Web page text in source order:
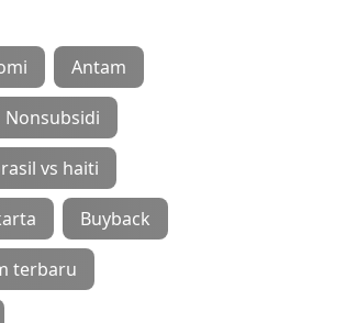
Antam
Nonsubsidi
vs haiti
Buyback
terbaru